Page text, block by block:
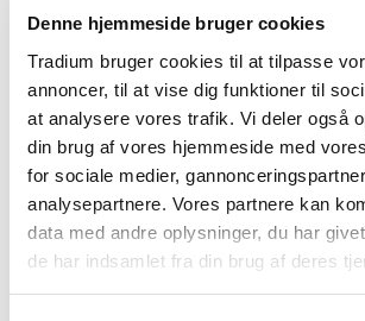
Denne hjemmeside bruger cookies
Tradium bruger cookies til at tilpasse
annoncer, til at vise dig funktioner til
at analysere vores trafik. Vi deler også
din brug af vores hjemmeside med
for sociale medier,
analysepartnere. Vores partnere kan
data med andre oplysninger, du har
de har indsamlet fra din brug af deres
Fagkode
Pris:
Varighed
Lederens redskaber til
kompetenceudvikling
Dato
09-02-
Fagkode